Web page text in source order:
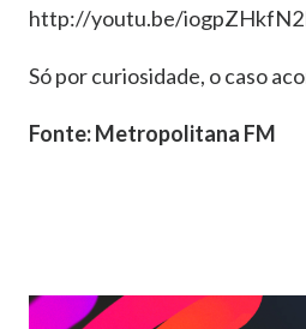
http://youtu.be/
Só por curiosidade, o caso
Fonte: Metropolitana FM